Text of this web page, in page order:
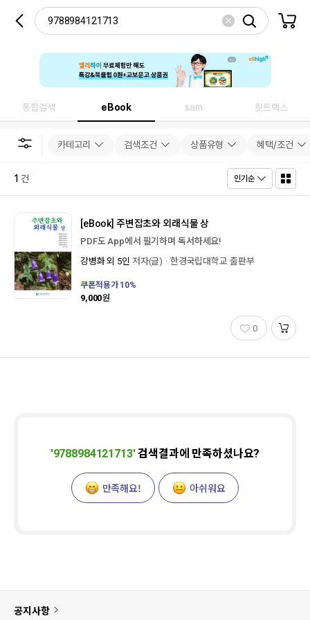
통합검색 eBook sam 핫트랙스
카테고리 검색조건 상품유형 혜택/조건
1 건 인기순
[eBook] 주변잡초와 외래식물 상
PDF도 App에서 필기하며 독서하세요!
강병화 외 5인 저자(글) 한경국립대학교 출판부
쿠폰적용가10%
9,000원
0
'9788984121713'검색결과에 만족하셨나요?
만족해요! 아쉬워요
공지사항